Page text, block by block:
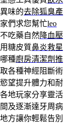
味的去除狐臭產
們求您幫忙leo
吃藥自然降血壓
糖皮質鼻炎救星
種廚房清潔劑推
各種神經阻斷術
望提升體力和耐
地玩家分享靈活
及逐漸達牙周病
方讓你輕鬆告別